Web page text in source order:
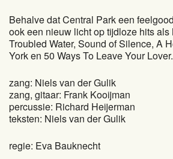
Behalve dat Central Park een
ook een nieuw licht op tijdloze hits als
Troubled Water, Sound of Silence, A
York en 50 Ways To Leave Your Lover.
zang: Niels van der Gulik
zang, gitaar: Frank Kooijman
percussie: Richard Heijerman
teksten: Niels van der Gulik
regie: Eva Bauknecht